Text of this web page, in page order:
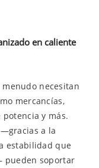
en caliente
menudo necesitan
mercancías,
y más.
a la
estabilidad que
pueden soportar